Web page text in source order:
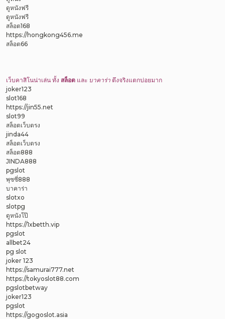
ดูหนังฟรี
ดูหนังฟรี
สล็อต168
https://hongkong456.me
สล็อต66
เว็บคาสิโนน่าเล่น ทั้ง สล็อต และ บาคาร่า ตึงจริงแตกบ่อยมาก
joker123
slot168
https://jin55.net
slot99
สล็อตเว็บตรง
jinda44
สล็อตเว็บตรง
สล็อต888
JINDA888
pgslot
พุซซี่888
บาคาร่า
slotxo
slotpg
ดูหนังโป๊
https://1xbetth.vip
pgslot
allbet24
pg slot
joker 123
https://samurai777.net
https://tokyoslot88.com
pgslotbetway
joker123
pgslot
https://gogoslot.asia